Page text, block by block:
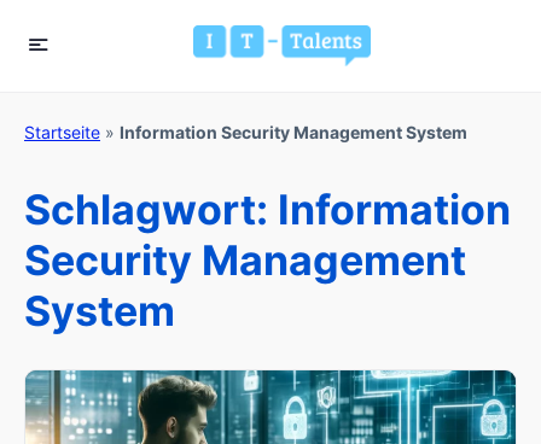
Startseite » Information Security Management System
Schlagwort: Information
Security Management
System